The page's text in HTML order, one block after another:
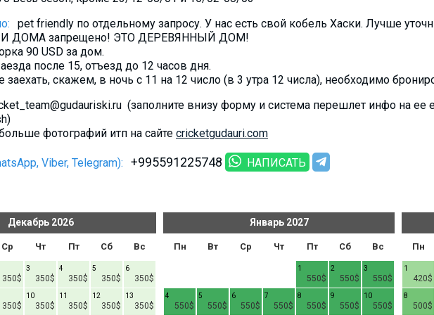
pet friendly по отдельному запросу. У нас есть свой кобель Хаски. Лучше
ДОМА запрещено! ЭТО ДЕРЕВЯННЫЙ ДОМ!
90 USD за дом.
после 15, отъезд до 12 часов дня.
заехать, скажем, в ночь с 11 на 12 число (в 3 утра 12 числа), необходимо
(заполните внизу форму и система перешлет инфо на
фотографий итп на сайте cricketgudauri.com
Viber, Telegram): +995591225748 НАПИСАТЬ
Декабрь 2026
Ср Чт Пт Сб Вс
350$ 350$
3
350$
4
350$
5
350$
6
350$ 350$
10
350$
11
350$
12
350$
13
Январь 2027
Пн Вт Ср Чт Пт Сб Вс
550$
1
550$
2
550$
3
550$
4
550$
5
550$
6
550$
7
550$
8
550$
9
550$
10
Пн
420$
1
500$
8